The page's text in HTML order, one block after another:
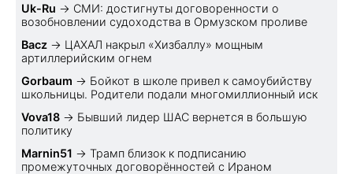
Uk-Ru → СМИ: достигнуты договоренности о
возобновлении судоходства в Ормузском проливе
Bacz → ЦАХАЛ накрыл «Хизбаллу» мощным
артиллерийским огнем
Gorbaum → Бойкот в школе привел к самоубийству
школьницы. Родители подали многомиллионный иск
Vova18 → Бывший лидер ШАС вернется в большую
политику
Marnin51 → Трамп близок к подписанию
промежуточных договорённостей с Ираном